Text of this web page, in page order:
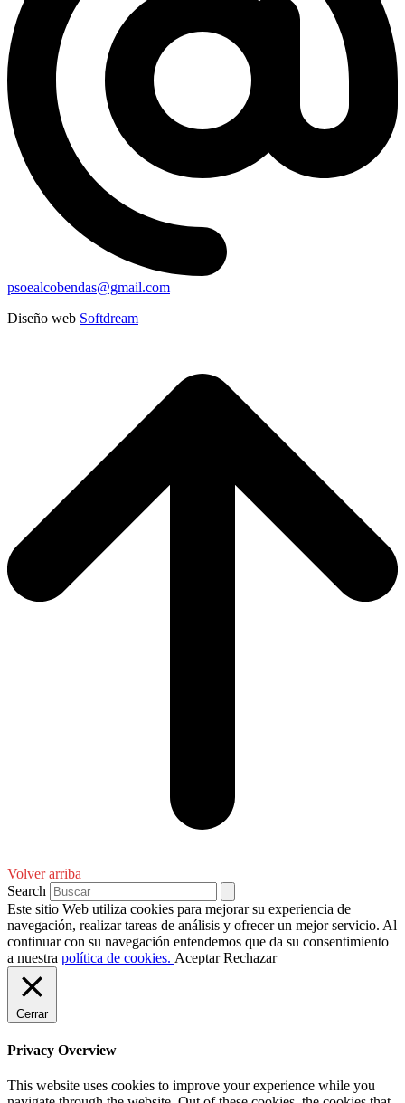
psoealcobendas@gmail.com
Diseño web Softdream
Volver arriba
Search
Este sitio Web utiliza cookies para mejorar su experiencia de
navegación, realizar tareas de análisis y ofrecer un mejor servicio. Al
continuar con su navegación entendemos que da su consentimiento
a nuestra política de cookies. Aceptar Rechazar
Cerrar
Privacy Overview
This website uses cookies to improve your experience while you